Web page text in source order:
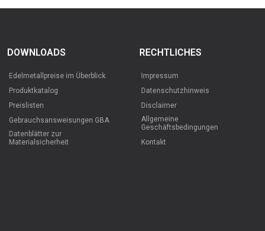
DOWNLOADS
Edelmetallpreise im Überblick
Produktkatalog
Preislisten
Gebrauchsansweisungen GBA
Datenblätter zur
Materialsicherheit
RECHTLICHES
Impressum
Datenschutzhinweis
Disclaimer
Allgemeine
Geschäftsbedingungen
Kontakt